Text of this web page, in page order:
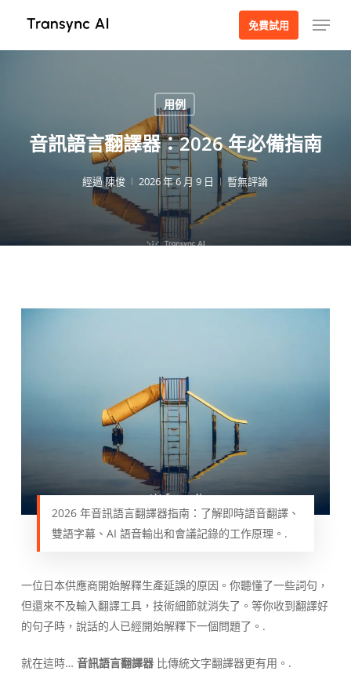
主
免費試用 選單
用例
音訊語言翻譯器：2026 年必備指南
經過 陳俊 2026 年 6 月 9 日 暫無評論
2026 年音訊語言翻譯器指南：了解即時語音翻譯、
雙語字幕、AI 語音輸出和會議記錄的工作原理。.
一位日本供應商開始解釋生產延誤的原因。你聽懂了一些詞句，
但還來不及輸入翻譯工具，技術細節就消失了。等你收到翻譯好
的句子時，說話的人已經開始解釋下一個問題了。.
就在這時… 音訊語言翻譯器比傳統文字翻譯器更有用。.